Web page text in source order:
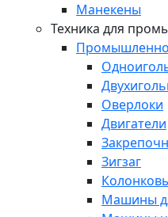
Манекены
Техника для
Оверлоки
Двигатели
Зигзаг
Машины